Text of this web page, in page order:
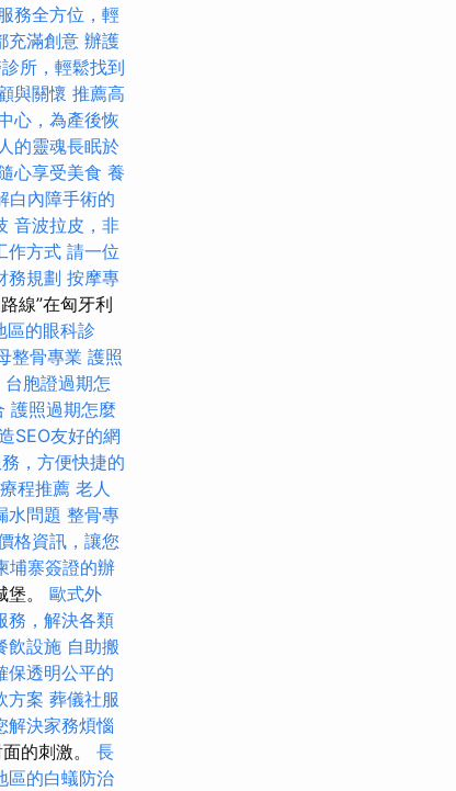
務全方位，輕
充滿創意 辦護
所，輕鬆找到
與關懷 推薦高
心，為產後恢
的靈魂長眠於
心享受美食 養
白內障手術的
音波拉皮，非
作方式 請一位
務規劃 按摩專
線”在匈牙利
區的眼科診
整骨專業 護照
台胞證過期怎
護照過期怎麼
SEO友好的網
，方便快捷的
程推薦 老人
水問題 整骨專
格資訊，讓您
埔寨簽證的辦
。 歐式外
務，解決各類
飲設施 自助搬
保透明公平的
方案 葬儀社服
解決家務煩惱
的刺激。 長
區的白蟻防治